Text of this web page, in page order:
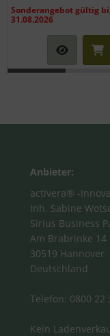
Sonderangebot gültig
31.08.2026
Anbieter:
activera® -
Inh. Sabine
Sirius Business
Am Brabrinke 14
30519 Hannover
Deutschland
Telefon: 0800 22
Kein